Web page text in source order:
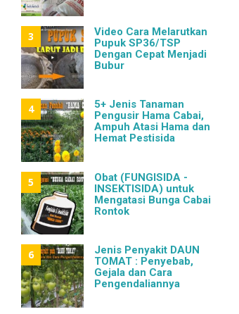
3
Video Cara Melarutkan
Pupuk SP36/TSP
Dengan Cepat Menjadi
Bubur
4
5+ Jenis Tanaman
Pengusir Hama Cabai,
Ampuh Atasi Hama dan
Hemat Pestisida
5
Obat (FUNGISIDA -
INSEKTISIDA) untuk
Mengatasi Bunga Cabai
Rontok
6
Jenis Penyakit DAUN
TOMAT : Penyebab,
Gejala dan Cara
Pengendaliannya